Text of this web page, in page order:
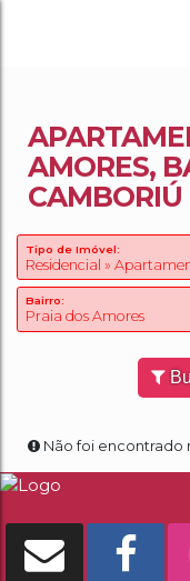
AMORES,
CAMBORIÚ
Tipo de Imóvel:
Residencial »
Bairro:
Não foi